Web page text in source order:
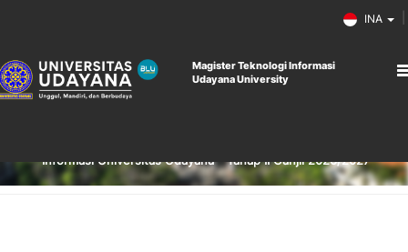
INA
Magister Teknologi Informasi
Udayana University
Informasi Universitas Udayana - Tahap II Ganjil 2026/2027